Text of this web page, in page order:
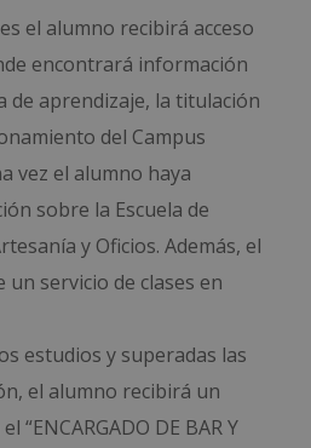
el alumno recibirá acceso
encontrará información
de aprendizaje, la titulación
del Campus
vez el alumno haya
sobre la Escuela de
y Oficios. Además, el
servicio de clases en
estudios y superadas las
el alumno recibirá un
“ENCARGADO DE BAR Y